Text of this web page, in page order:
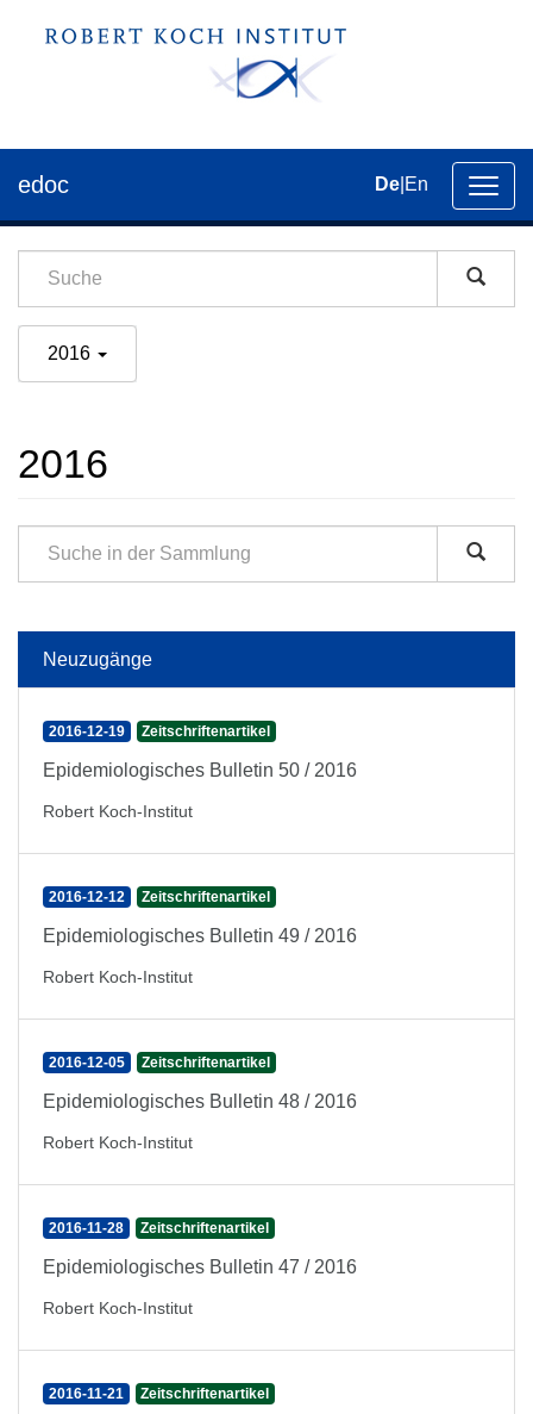
der
edoc De En
2016
2016
Neuzugänge
2016-12-19 Zeitschriftenartikel
Epidemiologisches Bulletin 50 / 2016
Robert Koch-Institut
2016-12-12 Zeitschriftenartikel
Epidemiologisches Bulletin 49 / 2016
Robert Koch-Institut
2016-12-05 Zeitschriftenartikel
Epidemiologisches Bulletin 48 / 2016
Robert Koch-Institut
2016-11-28 Zeitschriftenartikel
Epidemiologisches Bulletin 47 / 2016
Robert Koch-Institut
2016-11-21 Zeitschriftenartikel